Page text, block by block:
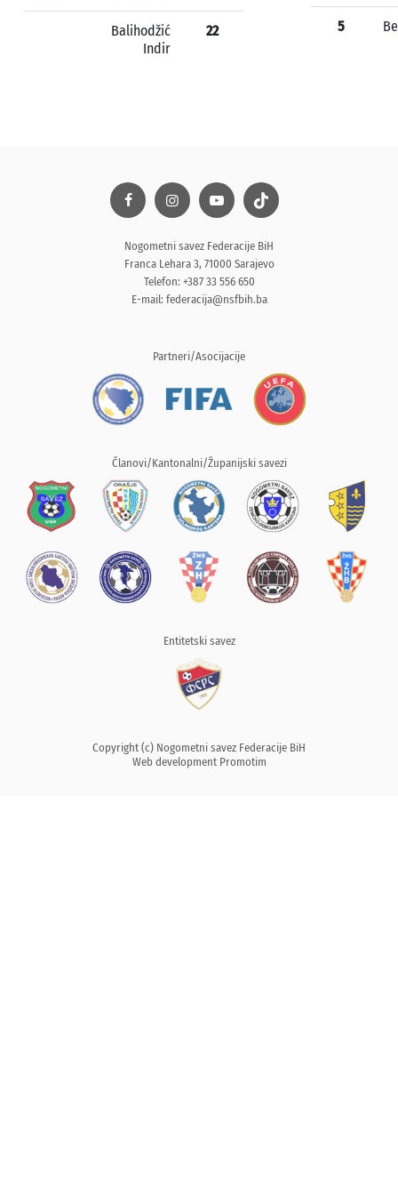
Balihodžić
Indir
22 5
Nogometni savez Federacije BiH
Franca Lehara 3, 71000 Sarajevo
Telefon: +387 33 556 650
E-mail: federacija@nsfbih.ba
Partneri/Asocijacije
Članovi/Kantonalni/Županijski savezi
Entitetski savez
Copyright (c) Nogometni savez Federacije BiH
Web development Promotim